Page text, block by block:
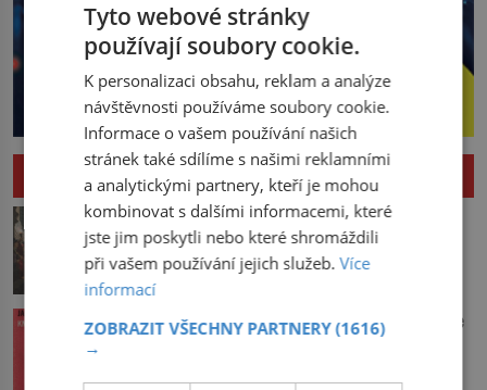
Pád Maximiliena Robespierra: Zuřivého
jakobína nikdo nelitoval?
V horké letní noci trpí Robespierre
se probere z mdlob, vzpomene si na
Vařila prvorepubliková hospodyně podle
sandtnerek?
Tyto webové stránky
používají soubory cookie.
K personalizaci obsahu, reklam a analýze
návštěvnosti používáme soubory cookie.
Informace o vašem používání našich
stránek také sdílíme s našimi reklamními
a analytickými partnery, kteří je mohou
kombinovat s dalšími informacemi, které
jste jim poskytli nebo které shromáždili
při vašem používání jejich služeb.Více
informací
ZOBRAZIT VŠECHNY PARTNERY(1616)
→